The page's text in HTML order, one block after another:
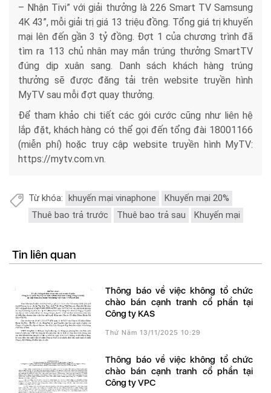
– Nhận Tivi” với giải thưởng là 226 Smart TV Samsung
4K 43”, mỗi giải trị giá 13 triệu đồng. Tổng giá trị khuyến
mại lên đến gần 3 tỷ đồng. Đợt 1 của chương trình đã
tìm ra 113 chủ nhân may mắn trúng thưởng SmartTV
đúng dịp xuân sang. Danh sách khách hàng trúng
thưởng sẽ được đăng tải trên website truyền hình
MyTV sau mỗi đợt quay thưởng.
Để tham khảo chi tiết các gói cước cũng như liên hệ
lắp đặt, khách hàng có thể gọi đến tổng đài 18001166
(miễn phí) hoặc truy cập website truyền hình MyTV:
https://mytv.com.vn.
Từ khóa: khuyến mại vinaphone
Khuyến mại 20%
Thuê bao trả trước
Thuê bao trả sau Khuyến mại
Tin liên quan
Thông báo về việc không tổ chức
chào bán cạnh tranh cổ phần tại
Công ty KAS
Thứ Năm 13/11/2025 10:29
Thông báo về việc không tổ chức
chào bán cạnh tranh cổ phần tại
Công ty VPC